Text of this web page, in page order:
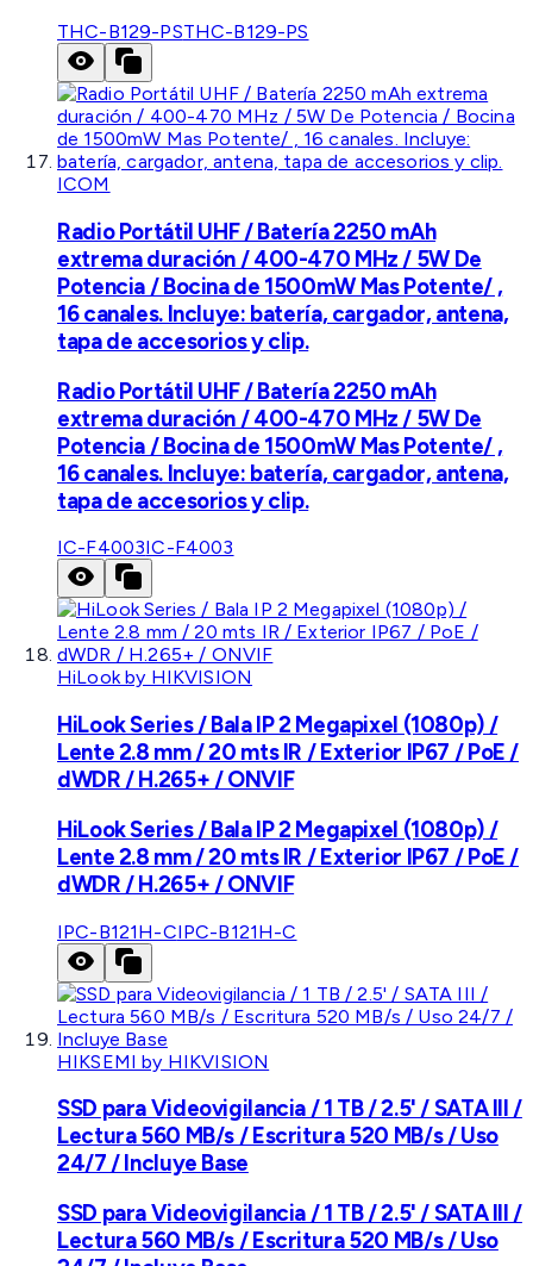
THC-B129-PSTHC-B129-PS
ICOM
Radio Portátil UHF / Batería 2250 mAh
extrema duración / 400-470 MHz / 5W De
Potencia / Bocina de 1500mW Mas Potente/ ,
16 canales. Incluye: batería, cargador, antena,
tapa de accesorios y clip.
Radio Portátil UHF / Batería 2250 mAh
extrema duración / 400-470 MHz / 5W De
Potencia / Bocina de 1500mW Mas Potente/ ,
16 canales. Incluye: batería, cargador, antena,
tapa de accesorios y clip.
IC-F4003IC-F4003
HiLook by HIKVISION
HiLook Series / Bala IP 2 Megapixel (1080p) /
Lente 2.8 mm / 20 mts IR / Exterior IP67 / PoE /
dWDR / H.265+ / ONVIF
HiLook Series / Bala IP 2 Megapixel (1080p) /
Lente 2.8 mm / 20 mts IR / Exterior IP67 / PoE /
dWDR / H.265+ / ONVIF
IPC-B121H-CIPC-B121H-C
HIKSEMI by HIKVISION
SSD para Videovigilancia / 1 TB / 2.5' / SATA III /
Lectura 560 MB/s / Escritura 520 MB/s / Uso
24/7 / Incluye Base
SSD para Videovigilancia / 1 TB / 2.5' / SATA III /
Lectura 560 MB/s / Escritura 520 MB/s / Uso